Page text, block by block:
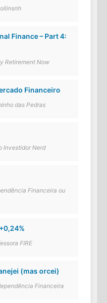
Finance – Part 4:
Retirement Now
Financeiro
das Pedras
Investidor Nerd
Financeira ou
FIRE
(mas orcei)
Financeira